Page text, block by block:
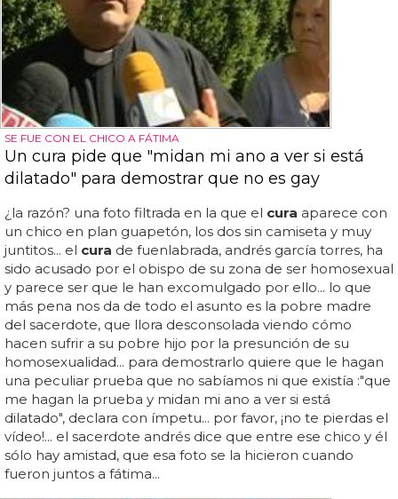
SE FUE CON EL CHICO A FÁTIMA
Un cura pide que "midan mi ano a ver si está
dilatado" para demostrar que no es gay
¿la razón? una foto filtrada en la que el cura aparece con
un chico en plan guapetón, los dos sin camiseta y muy
juntitos... el cura de fuenlabrada, andrés garcía torres, ha
sido acusado por el obispo de su zona de ser homosexual
y parece ser que le han excomulgado por ello... lo que
más pena nos da de todo el asunto es la pobre madre
del sacerdote, que llora desconsolada viendo cómo
hacen sufrir a su pobre hijo por la presunción de su
homosexualidad... para demostrarlo quiere que le hagan
una peculiar prueba que no sabíamos ni que existía :"que
me hagan la prueba y midan mi ano a ver si está
dilatado", declara con ímpetu... por favor, ¡no te pierdas el
vídeo!... el sacerdote andrés dice que entre ese chico y él
sólo hay amistad, que esa foto se la hicieron cuando
fueron juntos a fátima...